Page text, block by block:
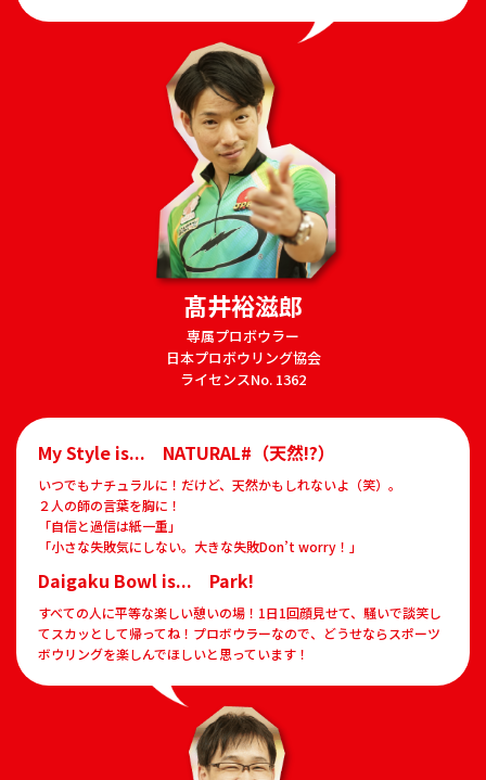
髙井裕滋郎
専属プロボウラー
日本プロボウリング協会
ライセンスNo. 1362
My Style is... NATURAL#（天然!?）
いつでもナチュラルに！だけど、天然かもしれないよ（笑）。
２人の師の言葉を胸に！
「自信と過信は紙一重」
「小さな失敗気にしない。大きな失敗Don’t worry！」
Daigaku Bowl is... Park!
すべての人に平等な楽しい憩いの場！1日1回顔見せて、騒いで談笑し
てスカッとして帰ってね！プロボウラーなので、どうせならスポーツ
ボウリングを楽しんでほしいと思っています！